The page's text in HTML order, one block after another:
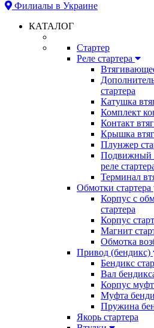
Филиалы в Украине
КАТАЛОГ
Стартер
Реле стартера
стартера
Катушка
Комплект
Контакт
Крышка
Плунжер
Подвижный
реле
Терминал
Обмотки стартера
Корпус с
стартера
Корпус
Магнит
Обмотка
Привод (бендикс)
Бендикс
Вал
Корпус
Муфта
Пружина
Якорь стартера